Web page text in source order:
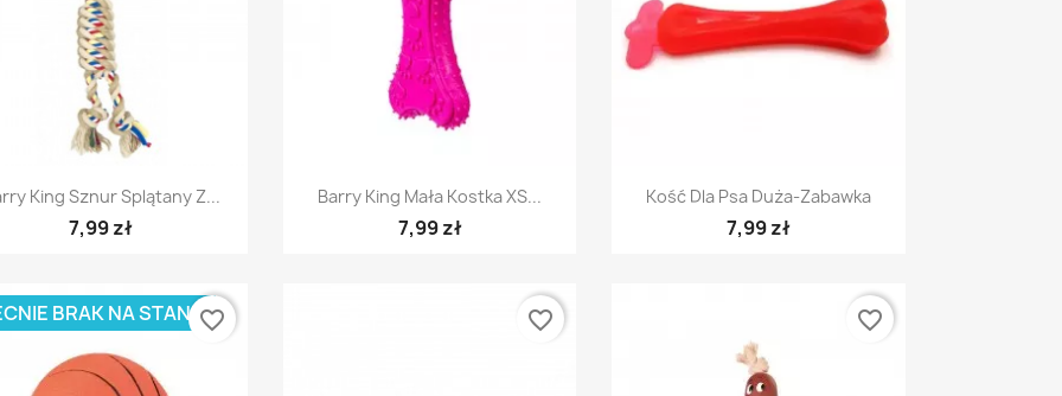
Szybki podgląd
King Sznur Splątany Z...
7,99 zł
Szybki podgląd
Barry King Mała Kostka XS...
7,99 zł
Szybki podgląd
Kość Dla Psa Duża-Zabawka
7,99 zł
BRAK NA STANIEfavorite_border favorite_border favorite_border